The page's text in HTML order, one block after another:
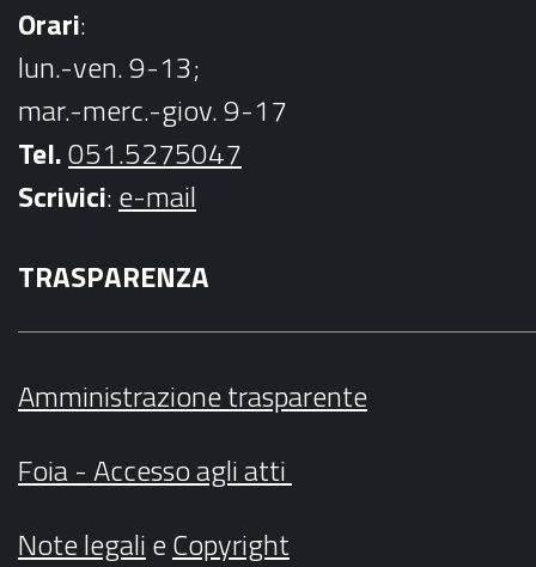
Orari:
lun.-ven. 9-13;
mar.-merc.-giov. 9-17
Tel.051.5275047
Scrivici:e-mail
TRASPARENZA
Amministrazione trasparente
Foia - Accesso agli atti
Note legalieCopyright